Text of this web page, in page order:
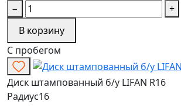
−
+
В корзину
С пробегом
Диск штампованный б/у LIFAN R16
Радиус16